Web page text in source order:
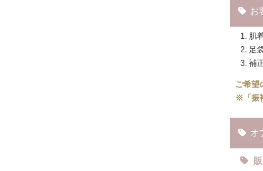
お
肌
足
補
ご希望
※「振
オ